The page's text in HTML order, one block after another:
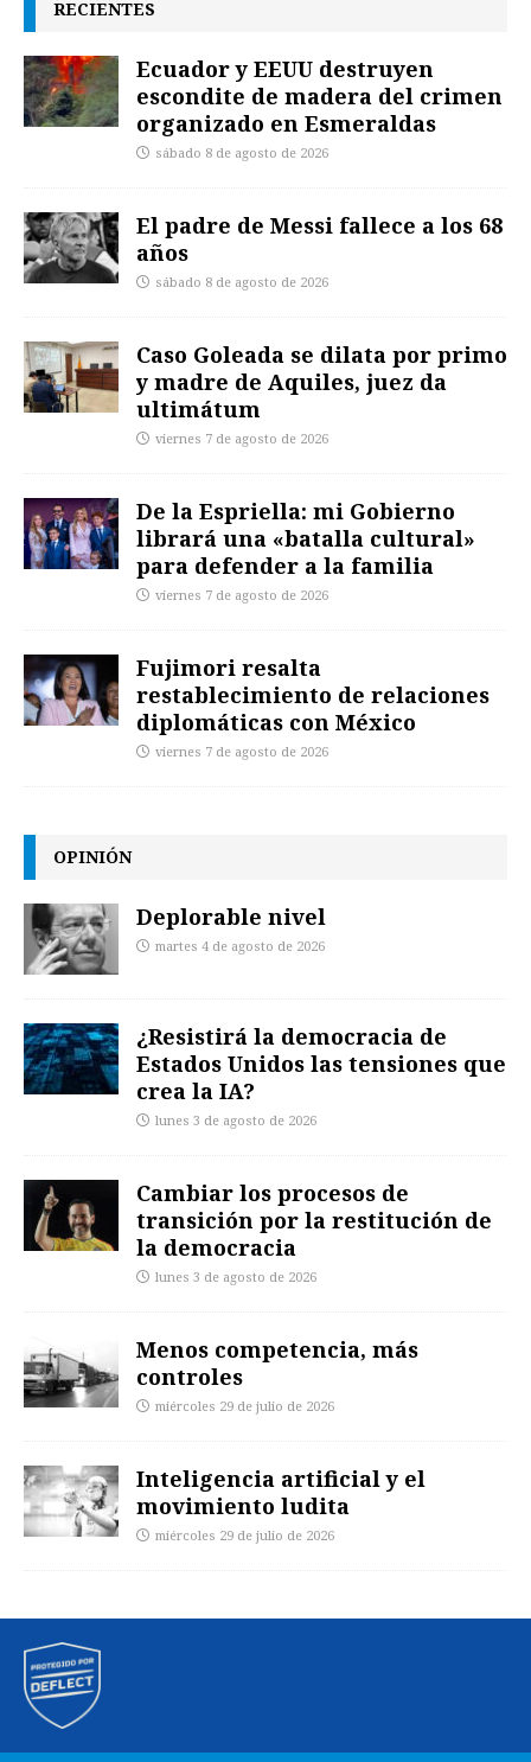
RECIENTES
Ecuador y EEUU destruyen
escondite de madera del crimen
organizado en Esmeraldas
sábado 8 de agosto de 2026
El padre de Messi fallece a los 68
años
sábado 8 de agosto de 2026
Caso Goleada se dilata por primo
y madre de Aquiles, juez da
ultimátum
viernes 7 de agosto de 2026
De la Espriella: mi Gobierno
librará una «batalla cultural»
para defender a la familia
viernes 7 de agosto de 2026
Fujimori resalta
restablecimiento de relaciones
diplomáticas con México
viernes 7 de agosto de 2026
OPINIÓN
Deplorable nivel
martes 4 de agosto de 2026
¿Resistirá la democracia de
Estados Unidos las tensiones que
crea la IA?
lunes 3 de agosto de 2026
Cambiar los procesos de
transición por la restitución de
la democracia
lunes 3 de agosto de 2026
Menos competencia, más
controles
miércoles 29 de julio de 2026
Inteligencia artificial y el
movimiento ludita
miércoles 29 de julio de 2026